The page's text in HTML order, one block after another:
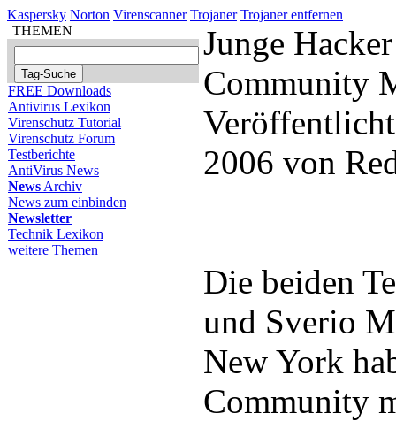
Kaspersky Norton Virenscanner Trojaner Trojaner entfernen
THEMEN
FREE Downloads
Antivirus Lexikon
Virenschutz Tutorial
Virenschutz Forum
Testberichte
AntiVirus News
News Archiv
News zum einbinden
Newsletter
Technik Lexikon
weitere Themen
Junge
Community
2006 von
Die beiden
und Sverio
New York
Community